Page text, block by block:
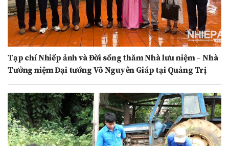
Tạp chí Nhiếp ảnh và Đời sống thăm Nhà lưu niệm – Nhà
Tưởng niệm Đại tướng Võ Nguyên Giáp tại Quảng Trị